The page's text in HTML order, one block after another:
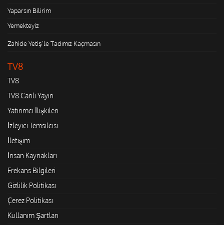
Yaparsın Bilirim
Yemekteyiz
Zahide Yetiş'le Tadımız Kaçmasın
TV8
TV8
TV8 Canlı Yayın
Yatırımcı İlişkileri
İzleyici Temsilcisi
İletişim
İnsan Kaynakları
Frekans Bilgileri
Gizlilik Politikası
Çerez Politikası
Kullanım Şartları